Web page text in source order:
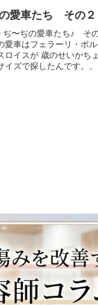
愛車たち その２
ぢ〜ぢの愛車たち♪ そ
愛車はフェラーリ・ポ
ロイスが 歳のせいか
イズで探したんです。